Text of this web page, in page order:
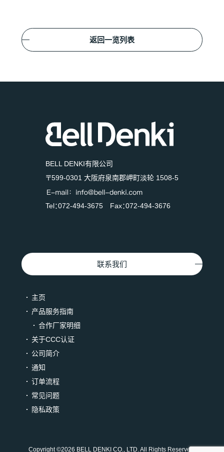
返回一览列表
BELL DENKI有限公司
〒599-0301 大阪府泉南郡岬町淡轮 1508-5
Tel：072-494-3675 Fax：072-494-3676
联系我们
主页
产品服务指南
合作厂家明细
关于CCC认证
公司简介
通知
订单流程
常见问题
隐私政策
Copyright ©2026 BELL DENKI CO., LTD. All Rights Reserved.